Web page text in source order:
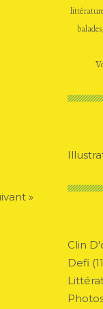
»
Clin
Defi